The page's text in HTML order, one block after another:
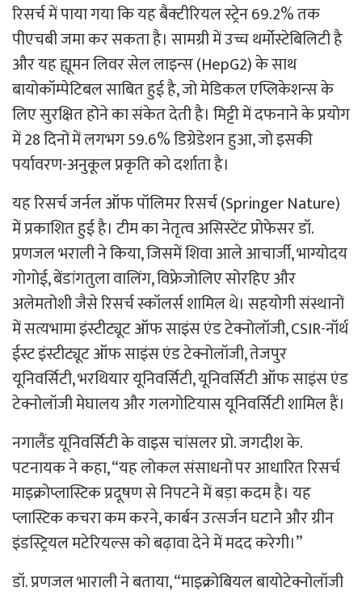
रिसर्च में पाया गया कि यह बैक्टीरियल स्ट्रेन 69.2% तक
पीएचबी जमा कर सकता है। सामग्री में उच्च थर्मोस्टेबिलिटी है
और यह ह्यूमन लिवर सेल लाइन्स (HepG2) के साथ
बायोकॉम्पेटिबल साबित हुई है, जो मेडिकल एप्लिकेशन्स के
लिए सुरक्षित होने का संकेत देती है। मिट्टी में दफनाने के प्रयोग
में 28 दिनों में लगभग 59.6% डिग्रेडेशन हुआ, जो इसकी
पर्यावरण-अनुकूल प्रकृति को दर्शाता है।
यह रिसर्च जर्नल ऑफ पॉलिमर रिसर्च (Springer Nature)
में प्रकाशित हुई है। टीम का नेतृत्व असिस्टेंट प्रोफेसर डॉ.
प्रणजल भराली ने किया, जिसमें शिवा आले आचार्जी, भाग्योदय
गोगोई, बेंडांगतुला वालिंग, विफ्रेजोलिए सोरहिए और
अलेमतोशी जैसे रिसर्च स्कॉलर्स शामिल थे। सहयोगी संस्थानों
में सत्यभामा इंस्टीट्यूट ऑफ साइंस एंड टेक्नोलॉजी, CSIR-नॉर्थ
ईस्ट इंस्टीट्यूट ऑफ साइंस एंड टेक्नोलॉजी, तेजपुर
यूनिवर्सिटी, भरथियार यूनिवर्सिटी, यूनिवर्सिटी ऑफ साइंस एंड
टेक्नोलॉजी मेघालय और गलगोटियास यूनिवर्सिटी शामिल हैं।
नगालैंड यूनिवर्सिटी के वाइस चांसलर प्रो. जगदीश के.
पटनायक ने कहा, “यह लोकल संसाधनों पर आधारित रिसर्च
माइक्रोप्लास्टिक प्रदूषण से निपटने में बड़ा कदम है। यह
प्लास्टिक कचरा कम करने, कार्बन उत्सर्जन घटाने और ग्रीन
इंडस्ट्रियल मटेरियल्स को बढ़ावा देने में मदद करेगी।”
डॉ. प्रणजल भाराली ने बताया, “माइक्रोबियल बायोटेक्नोलॉजी